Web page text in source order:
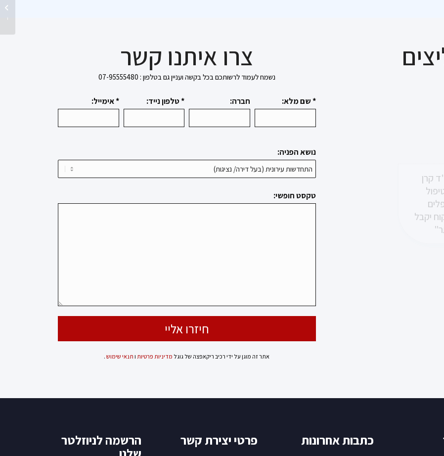
רצון
מול
קרן
יקבל
צרו איתנו קשר
נשמח לעמוד לרשותכם בכל בקשה ועניין גם בטלפון : 07-95555480
* שם מלא: חברה: * טלפון נייד: * אימייל:
נושא הפניה:
טקסט חופשי:
אתר זה מוגן על ידי רכיב ריקאפצה של גוגל מדיניות פרטיות ו תנאי שימוש.
כתבות אחרונות פרטי יצירת קשר
הרשמה לניוזלטר
חיים
ראשון